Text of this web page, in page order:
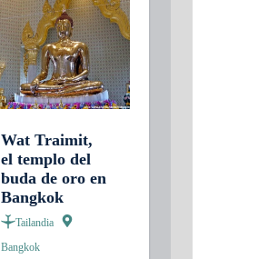
Wat Traimit,
el templo del
buda de oro en
Bangkok
Tailandia
Bangkok